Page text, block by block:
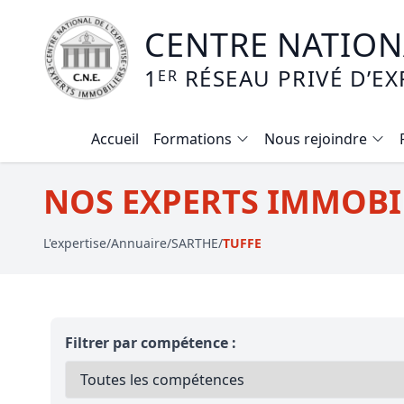
CENTRE
1 ER RÉSEAU PRIVÉ
Accueil
Formations
Formation expertise immobilière /
Expertise local commercial
Mise en copropriété
Expertise terrains agricoles,
Nous rejoindre
NOS EXPERTS
L'expertise/Annuaire/SARTHE/TUFFE
Filtrer par compétence :